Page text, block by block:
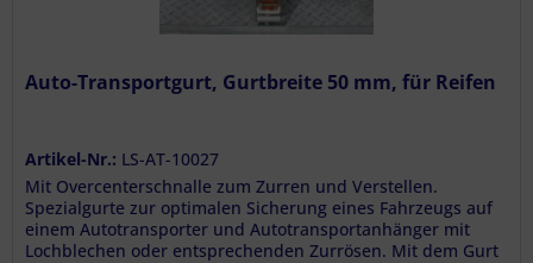
Auto-Transportgurt, Gurtbreite 50 mm, für Reifen
Artikel-Nr.: LS-AT-10027
Mit Overcenterschnalle zum Zurren und Verstellen.
Spezialgurte zur optimalen Sicherung eines Fahrzeugs auf
einem Autotransporter und Autotransportanhänger mit
Lochblechen oder entsprechenden Zurrösen. Mit dem Gurt